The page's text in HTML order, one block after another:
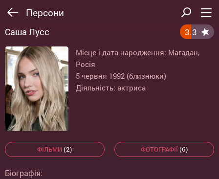
Персони
Саша Лусс 3.3
Місце і дата народження: Магадан,
Росія
5 червня 1992 (близнюки)
Діяльність: актриса
ФІЛЬМИ (2) ФОТОГРАФІЇ(6)
Біографія: